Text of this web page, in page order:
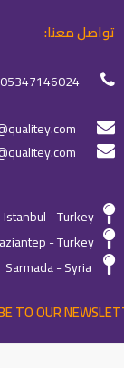
تواصل معنا:
Istanbul - Turkey
- Turkey
Sarmada - Syria
TO OUR